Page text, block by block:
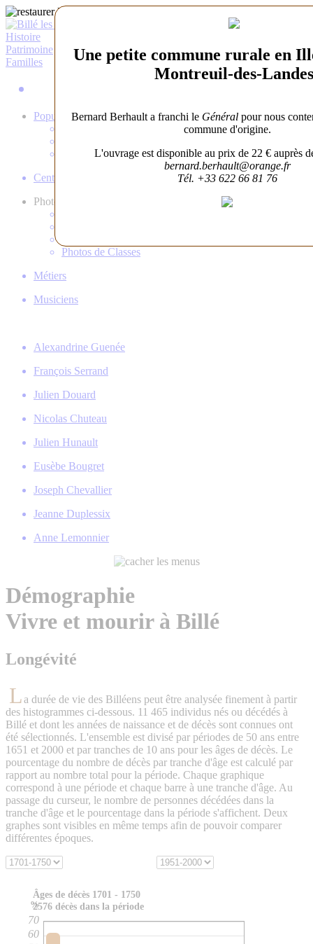
Histoire
Patrimoine
Familles
Population
Qui vivait là?
Centenaires
Photos d'Avant
Photos de Classes
Métiers
Musiciens
Alexandrine Guenée
François Serrand
Julien Douard
Nicolas Chuteau
Julien Hunault
Eusèbe Bougret
Joseph Chevallier
Jeanne Duplessix
Anne Lemonnier
Démographie
Vivre et mourir à Billé
Longévité
La durée de vie des Billéens peut être analysée finement à partir
des histogrammes ci-dessous. 11 465 individus nés ou décédés à
Billé et dont les années de naissance et de décès sont connues ont
été sélectionnés. L'ensemble est divisé par périodes de 50 ans entre
1651 et 2000 et par tranches de 10 ans pour les âges de décès. Le
pourcentage du nombre de décès par tranche d'âge est calculé par
rapport au nombre total pour la période. Chaque graphique
correspond à une période et chaque barre à une tranche d'âge. Au
passage du curseur, le nombre de personnes décédées dans la
tranche d'âge et le pourcentage dans la période s'affichent. Deux
graphes sont visibles en même temps afin de pouvoir comparer
différentes époques.
Âges de décès 1701 - 1750
2576 décès dans la période
%
70
60
Une petite commune rurale en
Montreuil-des-Landes
Bernard Berhault a franchi le Général pour nous
commune d'origine.
L'ouvrage est disponible au prix de 22 € auprès
bernard.berhault@orange.fr
Tél. +33 622 66 81 76